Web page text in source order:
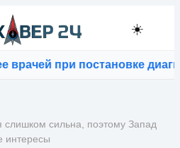
☀️
при постановке
слишком сильна, поэтому Запад
интересы